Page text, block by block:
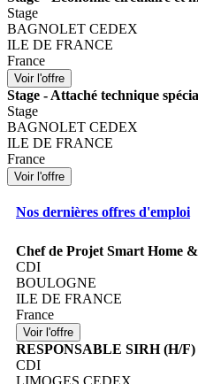
Stage
BAGNOLET CEDEX
ILE DE FRANCE
France
Stage - Attaché technique
Stage
BAGNOLET CEDEX
ILE DE FRANCE
France
Nos dernières offres d'emploi
Chef de Projet Smart Home
CDI
BOULOGNE
ILE DE FRANCE
France
RESPONSABLE SIRH (H/
CDI
LIMOGES CEDEX